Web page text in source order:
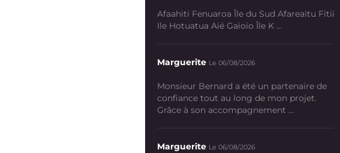
Afaahiti Fenuaroa Île du Sud Afareaitu Fitii
Ile Hotuatua Aié Gaioio Île K ...
Marguerite Le 06/08/2026
Monsieur Bernard a été un partenaire de
confiance tout au long de mon projet.
Grâce à son accompagnement ...
Marguerite Le 06/08/2026